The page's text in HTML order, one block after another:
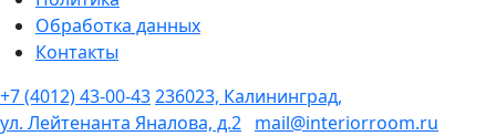
Обработка данных
Контакты
+7 (4012) 43-00-43236023, Калининград,
ул. Лейтенанта Яналова, д.2 mail@interiorroom.ru